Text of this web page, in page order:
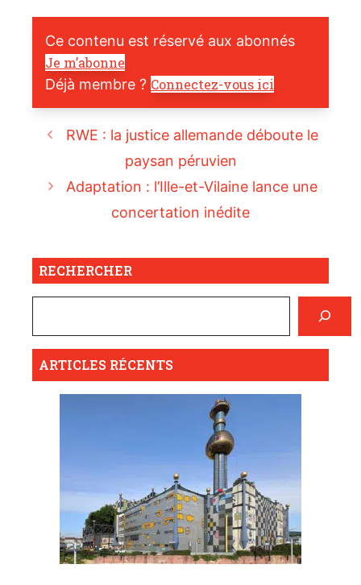
Ce contenu est réservé aux abonnés
Je m’abonne
Déjà membre ? Connectez-vous ici
RWE : la justice allemande déboute le
paysan péruvien
Adaptation : l’Ille-et-Vilaine lance une
concertation inédite
RECHERCHER
ARTICLES RÉCENTS